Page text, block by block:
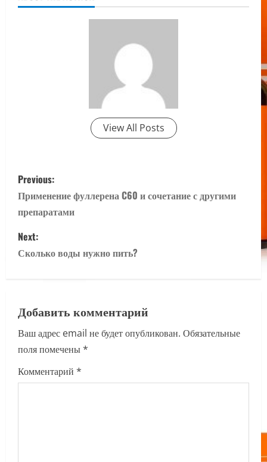
View All Posts
P
o
s
t
v
i
g
Previous:
Применение фуллерена C60 и сочетание с другими
препаратами
Next:
Сколько воды нужно пить?
Добавить комментарий
Ваш адрес email не будет опубликован. Обязательные
поля помечены*
Комментарий *